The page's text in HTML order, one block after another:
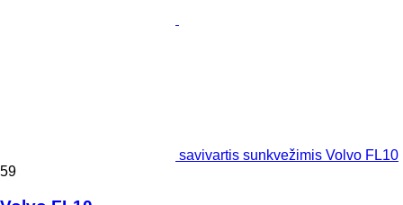
savivartis sunkvežimis Volvo FL10
59